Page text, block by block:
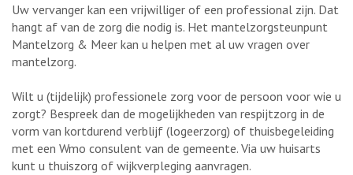
Uw vervanger kan een vrijwilliger of een professional zijn. Dat
hangt af van de zorg die nodig is. Het mantelzorgsteunpunt
Mantelzorg & Meer kan u helpen met al uw vragen over
mantelzorg.
Wilt u (tijdelijk) professionele zorg voor de persoon voor wie u
zorgt? Bespreek dan de mogelijkheden van respijtzorg in de
vorm van kortdurend verblijf (logeerzorg) of thuisbegeleiding
met een Wmo consulent van de gemeente. Via uw huisarts
kunt u thuiszorg of wijkverpleging aanvragen.